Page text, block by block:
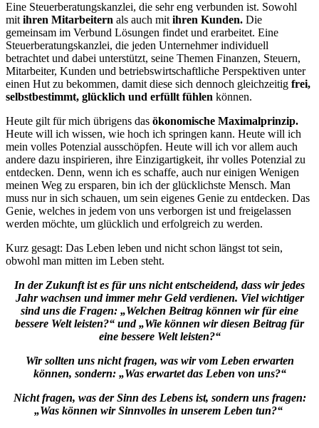
Eine Steuerberatungskanzlei, die sehr eng verbunden ist. Sowohl
mit ihren Mitarbeitern als auch mit ihren Kunden. Die
gemeinsam im Verbund Lösungen findet und erarbeitet. Eine
Steuerberatungskanzlei, die jeden Unternehmer individuell
betrachtet und dabei unterstützt, seine Themen Finanzen, Steuern,
Mitarbeiter, Kunden und betriebswirtschaftliche Perspektiven unter
einen Hut zu bekommen, damit diese sich dennoch gleichzeitig frei,
selbstbestimmt, glücklich und erfüllt fühlen können.
Heute gilt für mich übrigens das ökonomische Maximalprinzip.
Heute will ich wissen, wie hoch ich springen kann. Heute will ich
mein volles Potenzial ausschöpfen. Heute will ich vor allem auch
andere dazu inspirieren, ihre Einzigartigkeit, ihr volles Potenzial zu
entdecken. Denn, wenn ich es schaffe, auch nur einigen Wenigen
meinen Weg zu ersparen, bin ich der glücklichste Mensch. Man
muss nur in sich schauen, um sein eigenes Genie zu entdecken. Das
Genie, welches in jedem von uns verborgen ist und freigelassen
werden möchte, um glücklich und erfolgreich zu werden.
Kurz gesagt: Das Leben leben und nicht schon längst tot sein,
obwohl man mitten im Leben steht.
In der Zukunft ist es für uns nicht entscheidend, dass wir jedes
Jahr wachsen und immer mehr Geld verdienen. Viel wichtiger
sind uns die Fragen: „Welchen Beitrag können wir für eine
bessere Welt leisten?“ und „Wie können wir diesen Beitrag für
eine bessere Welt leisten?“
Wir sollten uns nicht fragen, was wir vom Leben erwarten
können, sondern: „Was erwartet das Leben von uns?“
Nicht fragen, was der Sinn des Lebens ist, sondern uns fragen:
„Was können wir Sinnvolles in unserem Leben tun?“